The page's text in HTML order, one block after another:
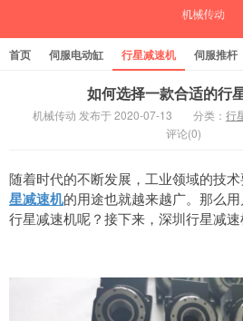
首页 伺服电动缸 行星减速机 伺服推杆
气缸
如何选择一款合适的行
机械传动 发布于 2020-07-13 分类： 行
评论(0)
随着时代的不断发展，工业领域的技
星减速机的用途也就越来越广。那么
行星减速机呢？接下来，深圳行星减